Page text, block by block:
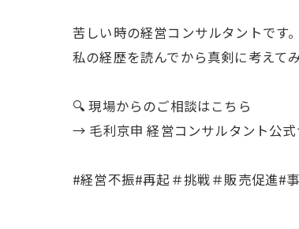
苦しい時の経営コンサルタントです。
私の経歴を読んでから真剣に考えて
🔍 現場からのご相談はこちら
→ 毛利京申 経営コンサルタント公式
#経営不振#再起＃挑戦＃販売促進#